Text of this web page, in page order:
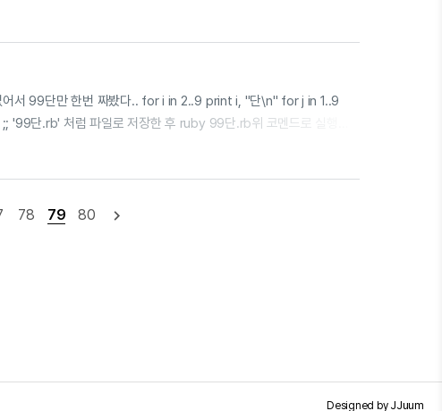
. 일반적인 콘텐츠 전자상거래는 사업자와 개인간에 이뤄진다. 하
어서 99단만 한번 짜봤다.. for i in 2..9 print i, "단\n" for j in 1..9
단.rb' 처럼 파일로 저장한 후 ruby 99단.rb위 코멘드로 실행해
78 79 80 navigate_next
Designed by JJuum